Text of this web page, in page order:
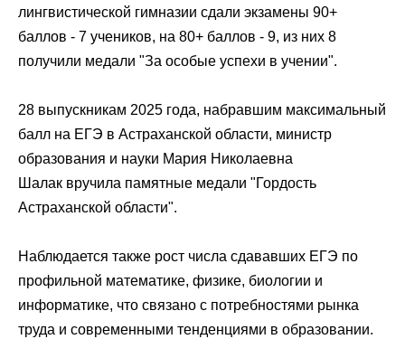
лингвистической гимназии сдали экзамены 90+
баллов - 7 учеников, на 80+ баллов - 9, из них 8
получили медали "За особые успехи в учении".
28 выпускникам 2025 года, набравшим максимальный
балл на ЕГЭ в Астраханской области, министр
образования и науки Мария Николаевна
Шалак вручила памятные медали "Гордость
Астраханской области".
Наблюдается также рост числа сдававших ЕГЭ по
профильной математике, физике, биологии и
информатике, что связано с потребностями рынка
труда и современными тенденциями в образовании.